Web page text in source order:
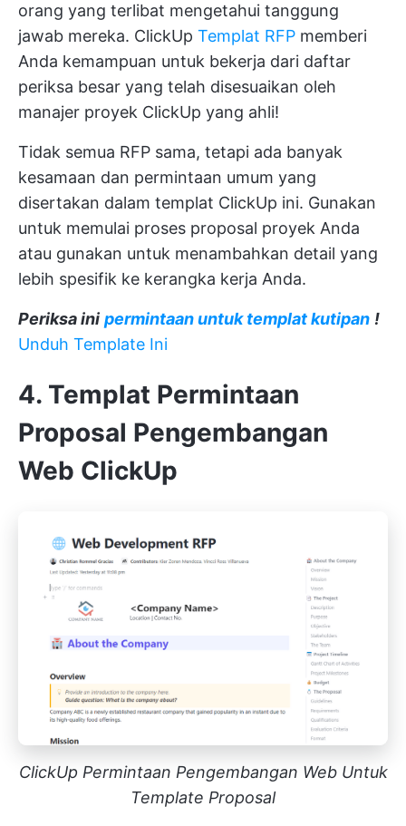
orang yang terlibat mengetahui tanggung
jawab mereka. ClickUp Templat RFP memberi
Anda kemampuan untuk bekerja dari daftar
periksa besar yang telah disesuaikan oleh
manajer proyek ClickUp yang ahli!
Tidak semua RFP sama, tetapi ada banyak
kesamaan dan permintaan umum yang
disertakan dalam templat ClickUp ini. Gunakan
untuk memulai proses proposal proyek Anda
atau gunakan untuk menambahkan detail yang
lebih spesifik ke kerangka kerja Anda.
Periksa ini permintaan untuk templat kutipan !
Unduh Template Ini
4. Templat Permintaan
Proposal Pengembangan
Web ClickUp
ClickUp Permintaan Pengembangan Web Untuk
Template Proposal